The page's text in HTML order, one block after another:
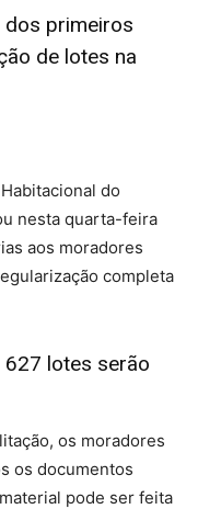
dos primeiros
de lotes na
do
nesta quarta-feira
aos moradores
completa
lotes serão
os moradores
os documentos
pode ser feita